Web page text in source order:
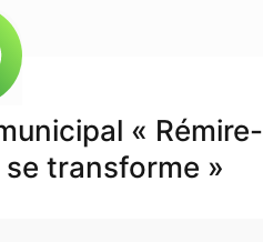
« Rémire-
transforme »